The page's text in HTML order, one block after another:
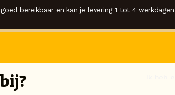
bereikbaar en kan je levering 1 tot 4